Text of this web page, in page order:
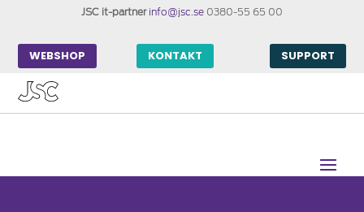
JSC it-partner info@jsc.se 0380-55 65 00
WEBSHOP KONTAKT SUPPORT